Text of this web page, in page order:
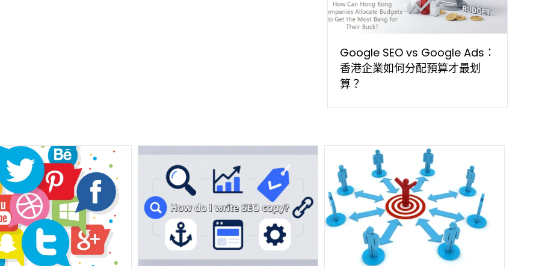
Google SEO vs Google Ads：
香港企業如何分配預算才最划
算？